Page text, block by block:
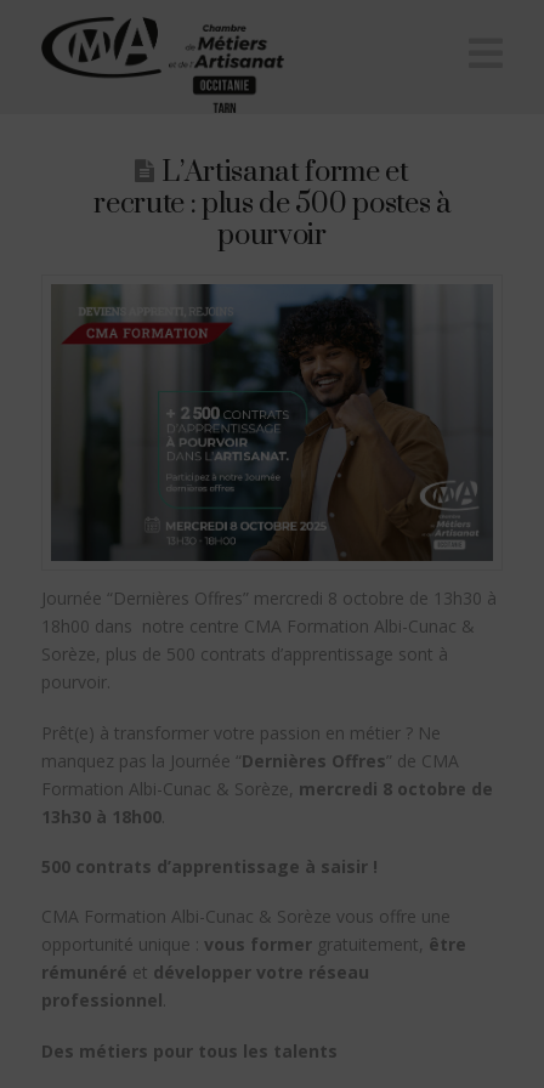
L’Artisanat forme et
recrute : plus de 500 postes à
pourvoir
Journée “Dernières Offres” mercredi 8 octobre de 13h30 à
18h00 dans notre centre CMA Formation Albi-Cunac &
Sorèze, plus de 500 contrats d’apprentissage sont à
pourvoir.
Prêt(e) à transformer votre passion en métier ? Ne
manquez pas la Journée “Dernières Offres” de CMA
Formation Albi-Cunac & Sorèze, mercredi 8 octobre de
13h30 à 18h00.
500 contrats d’apprentissage à saisir !
CMA Formation Albi-Cunac & Sorèze vous offre une
opportunité unique : vous formergratuitement, être
rémunéré et développer votre réseau
professionnel.
Des métiers pour tous les talents